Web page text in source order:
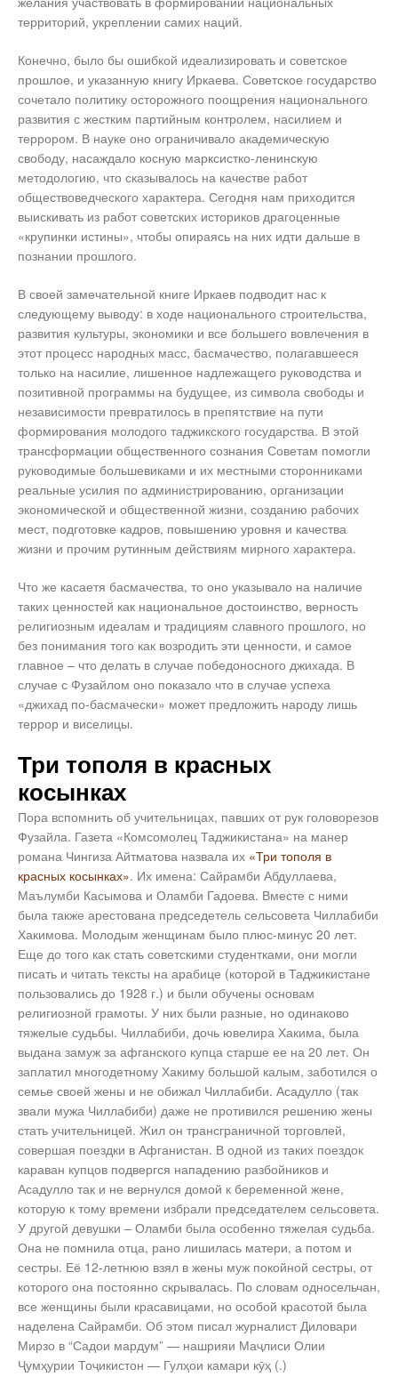
территорий, укреплении самих наций.
Конечно, было бы ошибкой идеализировать и советское
прошлое, и указанную книгу Иркаева. Советское государство
сочетало политику осторожного поощрения национального
развития с жестким партийным контролем, насилием и
террором. В науке оно ограничивало академическую
свободу, насаждало косную марксистко-ленинскую
методологию, что сказывалось на качестве работ
обществоведческого характера. Сегодня нам приходится
выискивать из работ советских историков драгоценные
«крупинки истины», чтобы опираясь на них идти дальше в
познании прошлого.
В своей замечательной книге Иркаев подводит нас к
следующему выводу: в ходе национального строительства,
развития культуры, экономики и все большего вовлечения в
этот процесс народных масс, басмачество, полагавшееся
только на насилие, лишенное надлежащего руководства и
позитивной программы на будущее, из символа свободы и
независимости превратилось в препятствие на пути
формирования молодого таджикского государства. В этой
трансформации общественного сознания Советам помогли
руководимые большевиками и их местными сторонниками
реальные усилия по администрированию, организации
экономической и общественной жизни, созданию рабочих
мест, подготовке кадров, повышению уровня и качества
жизни и прочим рутинным действиям мирного характера.
Что же касаетя басмачества, то оно указывало на наличие
таких ценностей как национальное достоинство, верность
религиозным идеалам и традициям славного прошлого, но
без понимания того как возродить эти ценности, и самое
главное – что делать в случае победоносного джихада. В
случае с Фузайлом оно показало что в случае успеха
«джихад по-басмачески» может предложить народу лишь
террор и виселицы.
Три тополя в красных
косынках
Пора вспомнить об учительницах, павших от рук головорезов
Фузайла. Газета «Комсомолец Таджикистана» на манер
романа Чингиза Айтматова назвала их «Три тополя в
красных косынках». Их имена: Сайрамби Абдуллаева,
Маълумби Касымова и Оламби Гадоева. Вместе с ними
была также арестована председетель сельсовета Чиллабиби
Хакимова. Молодым женщинам было плюс-минус 20 лет.
Еще до того как стать советскими студентками, они могли
писать и читать тексты на арабице (которой в Таджикистане
пользовались до 1928 г.) и были обучены основам
религиозной грамоты. У них были разные, но одинаково
тяжелые судьбы. Чиллабиби, дочь ювелира Хакима, была
выдана замуж за афганского купца старше ее на 20 лет. Он
заплатил многодетному Хакиму большой калым, заботился о
семье своей жены и не обижал Чиллабиби. Асадулло (так
звали мужа Чиллабиби) даже не противился решению жены
стать учительницей. Жил он трансграничной торговлей,
совершая поездки в Афганистан. В одной из таких поездок
караван купцов подвергся нападению разбойников и
Асадулло так и не вернулся домой к беременной жене,
которую к тому времени избрали председателем сельсовета.
У другой девушки – Оламби была особенно тяжелая судьба.
Она не помнила отца, рано лишилась матери, а потом и
сестры. Её 12-летнюю взял в жены муж покойной сестры, от
которого она постоянно скрывалась. По словам односельчан,
все женщины были красавицами, но особой красотой была
наделена Сайрамби. Об этом писал журналист Диловари
Мирзо в “Садои мардум” — нашрияи Маҷлиси Олии
Ҷумҳурии Тоҷикистон — Гулҳои камари кӯҳ (.)